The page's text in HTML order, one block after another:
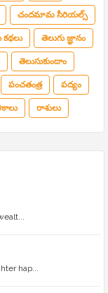
చందమామ సీరియల్స్
కథలు తెలుగు జ్ఞానం
తెలుసుకుందాం
పంచతంత్ర పద్యం
రాశులు
hap...